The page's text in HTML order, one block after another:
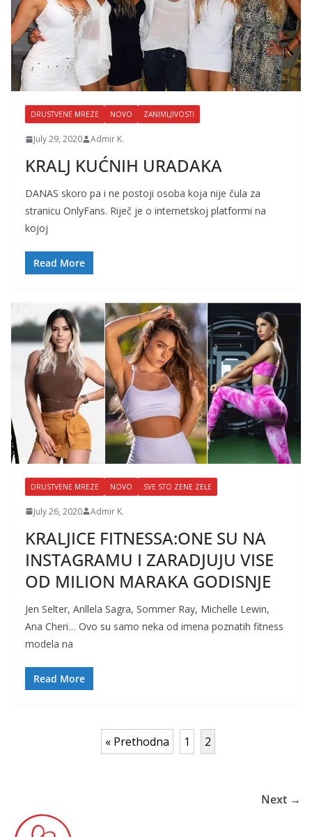
DRUSTVENE MREZE NOVO ZANIMLJIVOSTI
July 29, 2020 Admir K.
KRALJ KUĆNIH URADAKA
DANAS skoro pa i ne postoji osoba koja nije čula za
stranicu OnlyFans. Riječ je o internetskoj platformi na
kojoj
Read More
DRUSTVENE MREZE NOVO SVE STO ZENE ZELE
July 26, 2020 Admir K.
KRALJICE FITNESSA:ONE SU NA
INSTAGRAMU I ZARADJUJU VISE
OD MILION MARAKA GODISNJE
Jen Selter, Anllela Sagra, Sommer Ray, Michelle Lewin,
Ana Cheri… Ovo su samo neka od imena poznatih fitness
modela na
Read More
« Prethodna 1 2
Next →